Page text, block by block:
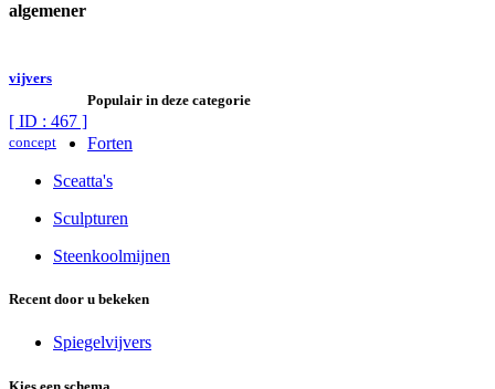
algemener
vijvers
[ ID : 467 ]
concept
Populair in deze categorie
Forten
Sceatta's
Sculpturen
Steenkoolmijnen
Recent door u bekeken
Spiegelvijvers